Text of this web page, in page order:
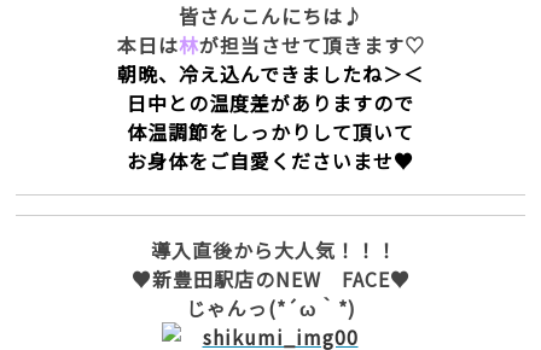
皆さんこんにちは♪
本日は林が担当させて頂きます♡
朝晩、冷え込んできましたね＞＜
日中との温度差がありますので
体温調節をしっかりして頂いて
お身体をご自愛くださいませ♥
導入直後から大人気！！！
♥新豊田駅店のNEW FACE♥
じゃんっ(*´ω｀*)